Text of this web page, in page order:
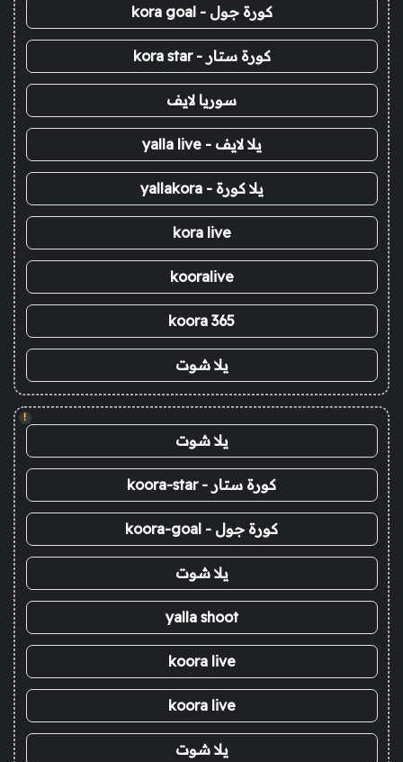
كورة جول - kora goal
كورة ستار - kora star
سوريا لايف
يلا لايف - yalla live
يلا كورة - yallakora
kora live
kooralive
koora 365
يلا شوت
!
يلا شوت
كورة ستار - koora-star
كورة جول - koora-goal
يلا شوت
yalla shoot
koora live
koora live
يلا شوت